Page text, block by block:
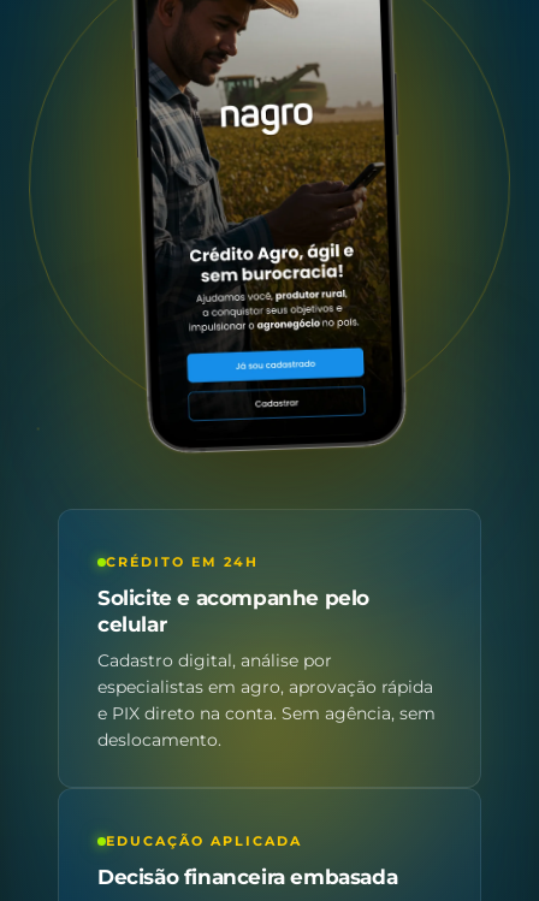
CRÉDITO EM 24H
Solicite e acompanhe pelo
celular
Cadastro digital, análise por
especialistas em agro, aprovação rápida
e PIX direto na conta. Sem agência, sem
deslocamento.
EDUCAÇÃO APLICADA
Decisão financeira embasada